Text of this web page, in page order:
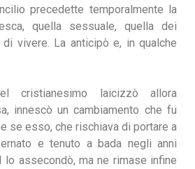
precedette temporalmente la
quella sessuale, quella dei
vivere. La anticipò e, in qualche
cristianesimo laicizzò allora
innescò un cambiamento che fu
se esso, che rischiava di portare a
e tenuto a bada negli anni
assecondò, ma ne rimase infine